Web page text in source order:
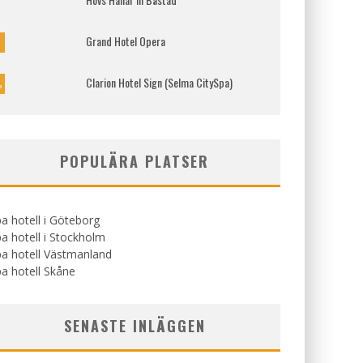
Grand Hotel Opera
Clarion Hotel Sign (Selma CitySpa)
POPULÄRA PLATSER
hotell i Göteborg
hotell i Stockholm
hotell Västmanland
hotell Skåne
SENASTE INLÄGGEN